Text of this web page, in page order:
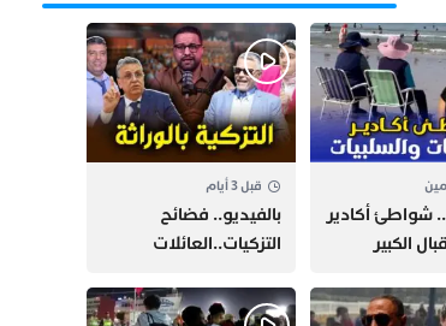
شواطئ أكادير
الكبير
وغلاء الكراء
قبل 3 أيام
بالفيديو.. فضائح
التزكيات..العائلات
وقصة “وهبي”